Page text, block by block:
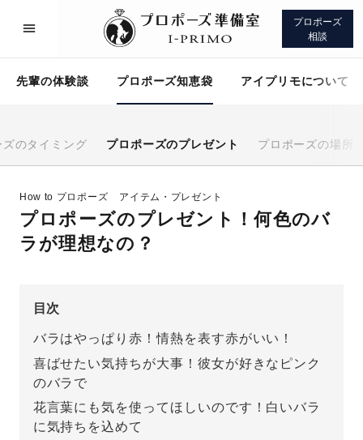
プロポーズ
相談
先輩の体験談 プロポーズ知恵袋 アイプリモについて
のタイミング プロポーズのプレゼント プロポーズの場所
How to プロポーズ アイテム・プレゼント
プロポーズのプレゼント！何色のバ
ラが理想なの？
目次
バラはやっぱり赤！情熱を表す赤がいい！
喜ばせたい気持ちが大事！彼女が好きなピンク
のバラで
花言葉にも気を使ってほしいのです！白いバラ
に気持ちを込めて
プロポーズサポート 先輩の体験談
プロポーズ知恵袋
プロポーズサポート
プロポーズサポートの流れ
先輩の体験談